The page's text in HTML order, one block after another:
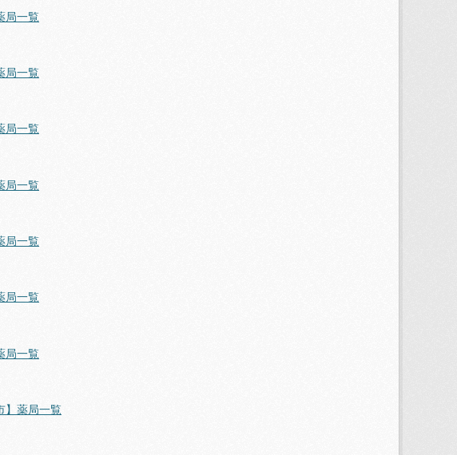
局一覧
局一覧
局一覧
局一覧
局一覧
局一覧
局一覧
】薬局一覧